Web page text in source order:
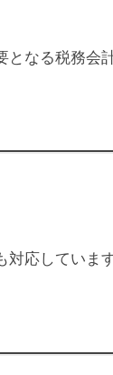
なる税務会
応しています